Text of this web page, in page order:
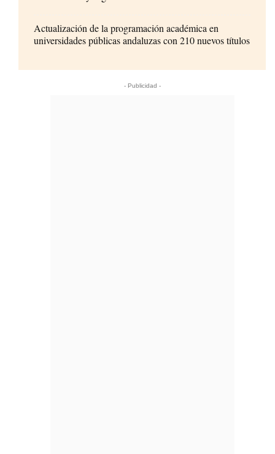
Actualización de la programación académica en
universidades públicas andaluzas con 210 nuevos títulos
- Publicidad -